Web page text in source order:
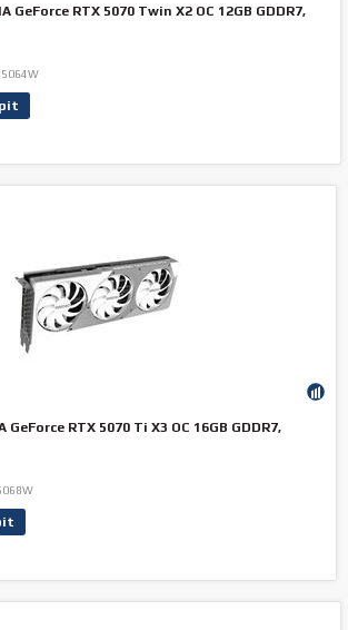
GeForce RTX 5070 Twin X2 OC 12GB GDDR7,
GeForce RTX 5070 Ti X3 OC 16GB GDDR7,